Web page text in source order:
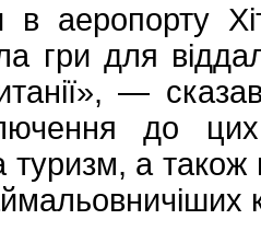
аеропорту
гри для
—
до цих
туризм, а